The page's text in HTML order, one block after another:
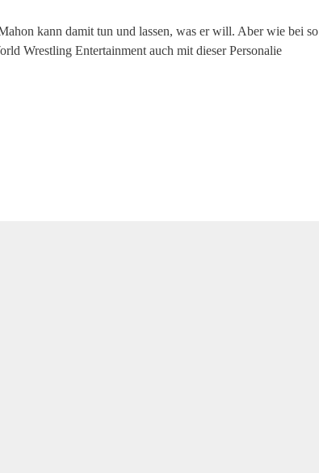
kann damit tun und lassen, was er will. Aber wie bei so
Wrestling Entertainment auch mit dieser Personalie